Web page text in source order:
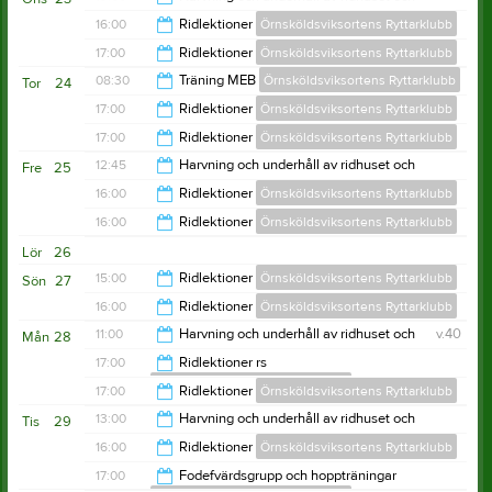
22:00
utebanor sommartid
Örnsköldsviksortens Ryttarklubb
14:00
16:00 Ridlektioner Örnsköldsviksortens Ryttarklubb
20:00
17:00 Ridlektioner Örnsköldsviksortens Ryttarklubb
21:00
24
Tor 08:30 Träning MEB Örnsköldsviksortens Ryttarklubb
11:30
17:00 Ridlektioner Örnsköldsviksortens Ryttarklubb
21:00
17:00 Ridlektioner Örnsköldsviksortens Ryttarklubb
21:00
25
Fre 12:45
Harvning och underhåll av ridhuset och
utebanor sommartid
Örnsköldsviksortens Ryttarklubb
13:45
16:00 Ridlektioner Örnsköldsviksortens Ryttarklubb
16:00 Ridlektioner Örnsköldsviksortens Ryttarklubb
19:00
26
Lör
27
Sön 15:00 Ridlektioner Örnsköldsviksortens Ryttarklubb
20:00
16:00 Ridlektioner Örnsköldsviksortens Ryttarklubb
20:00
28
Mån v.40
11:00
Harvning och underhåll av ridhuset och
utebanor sommartid
Örnsköldsviksortens Ryttarklubb
12:00
17:00
Ridlektioner rs
Örnsköldsviksortens Ryttarklubb
20:00
17:00 Ridlektioner Örnsköldsviksortens Ryttarklubb
21:00
29
Tis 13:00
Harvning och underhåll av ridhuset och
utebanor sommartid
Örnsköldsviksortens Ryttarklubb
14:00
16:00 Ridlektioner Örnsköldsviksortens Ryttarklubb
17:00
Fodefvärdsgrupp och hoppträningar